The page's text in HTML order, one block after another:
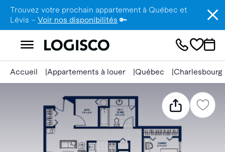
Trouvez votre prochain appartement à Québec et
Lévis – Voir nos disponibilités 🔑
Accueil Appartements à louer Québec Charlesbourg